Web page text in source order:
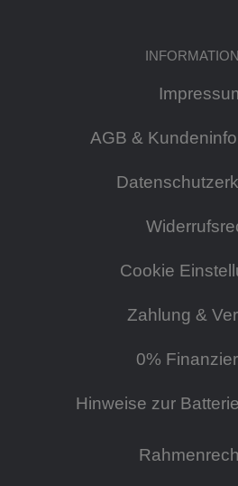
AGB &
Cookie
Zahlung &
0%
Hinweise zur